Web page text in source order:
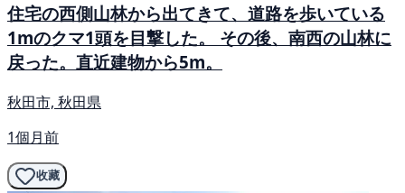
住宅の西側山林から出てきて、道路を歩いている
1mのクマ1頭を目撃した。 その後、南西の山林に
戻った。直近建物から5m。
秋田市, 秋田県
1個月前
收藏